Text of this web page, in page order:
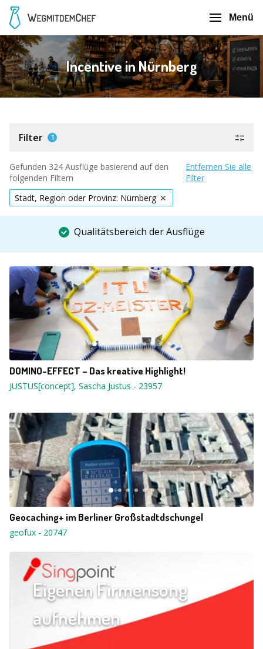
Menü
Incentive in Nürnberg
Filter 1
Gefunden 324 Ausflüge basierend auf den
folgenden Filtern
Entfernen Sie alle
Filter
Stadt, Region oder Provinz: Nürnberg
Qualitätsbereich der Ausflüge
DOMINO-EFFECT – Das kreative Highlight!
JUSTUS[concept], Sascha Justus - 23957
Geocaching+ im Berliner Großstadtdschungel
geofux - 20747
Eigenen Firmensong
aufnehmen